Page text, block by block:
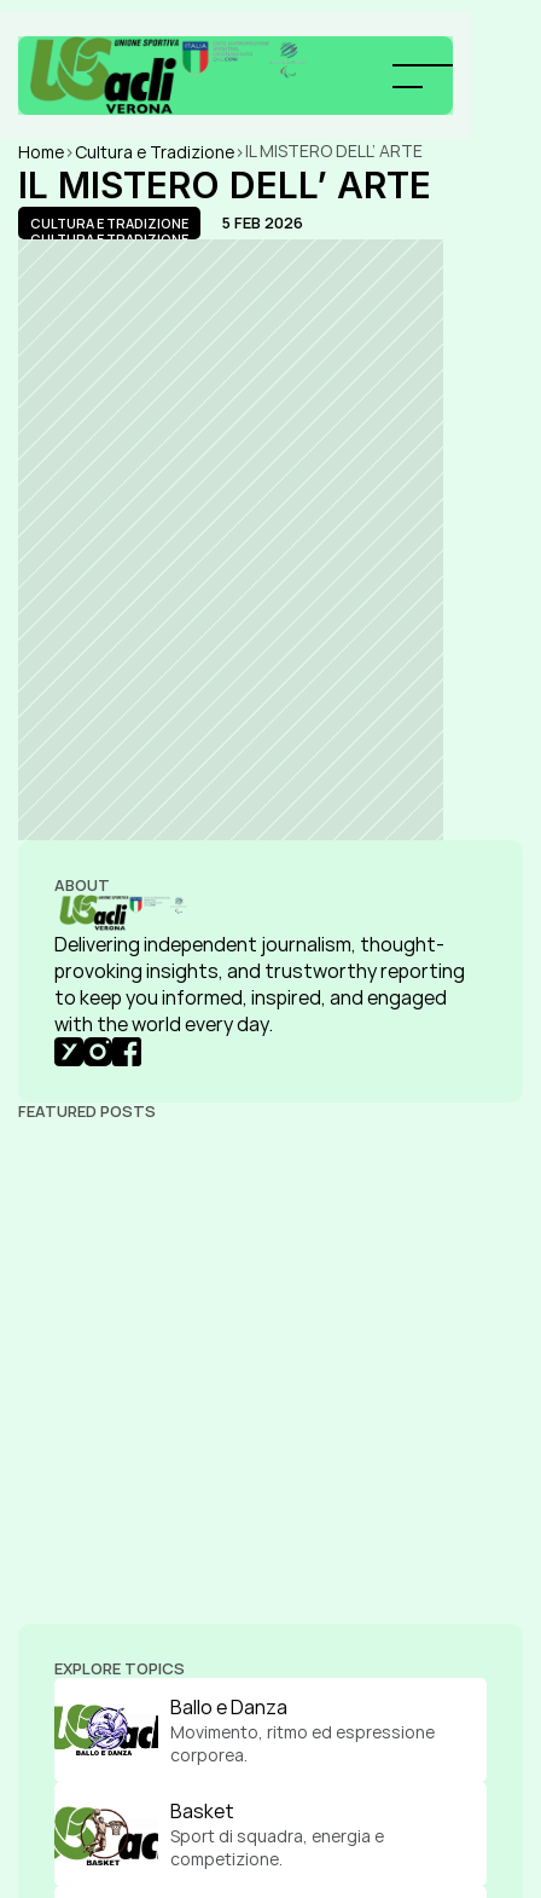
Home>Cultura e Tradizione>IL MISTERO DELL’ ARTE
IL MISTERO DELL’ ARTE
CULTURA E TRADIZIONE
CULTURA E TRADIZIONE
5 FEB 2026
ABOUT
Delivering independent journalism, thought-
provoking insights, and trustworthy reporting
to keep you informed, inspired, and engaged
with the world every day.
FEATURED POSTS
EXPLORE TOPICS
Ballo e Danza
Movimento, ritmo ed espressione
corporea.
Basket
Sport di squadra, energia e
competizione.